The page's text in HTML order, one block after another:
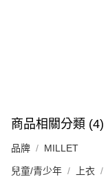
商品相關分類 (4)
品牌 MILLET
兒童/青少年 上衣